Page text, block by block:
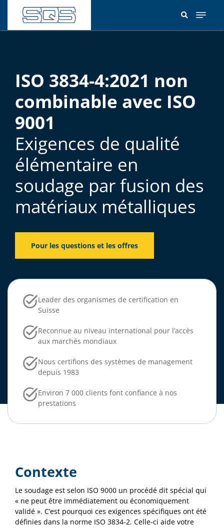
contenu
ISO 3834-4:2021 non
combinable avec ISO
9001
Exigences de qualité
élémentaire en
soudage par fusion des
matériaux métalliques
Pour les questions et les offres
Leader des organismes de certification en
Suisse
Reconnue au niveau international pour l’accès
aux marchés mondiaux
Nous certifions des systèmes de management
depuis 1983
Environ 7 000 clients font confiance à nos
prestations
Contexte
Le soudage est selon ISO 9000 un procédé dit spécial qui
« ne peut être immédiatement ou économiquement
validé ». C’est pourquoi ces exigences spécifiques ont été
définies dans la norme ISO 3834-2. Celle-ci aide votre